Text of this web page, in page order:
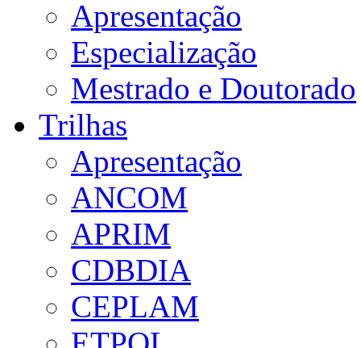
Apresentação
Especialização
Mestrado e Doutorado
Trilhas
Apresentação
ANCOM
APRIM
CDBDIA
CEPLAM